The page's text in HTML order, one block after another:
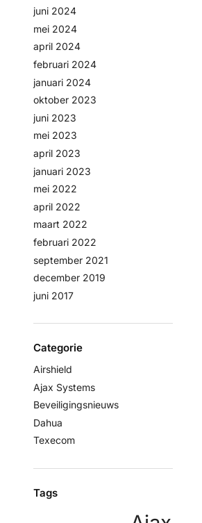
juni 2024
mei 2024
april 2024
februari 2024
januari 2024
oktober 2023
juni 2023
mei 2023
april 2023
januari 2023
mei 2022
april 2022
maart 2022
februari 2022
september 2021
december 2019
juni 2017
Categorie
Airshield
Ajax Systems
Beveiligingsnieuws
Dahua
Texecom
Tags